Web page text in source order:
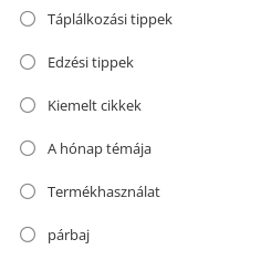
Táplálkozási tippek
Edzési tippek
Kiemelt cikkek
A hónap témája
Termékhasználat
párbaj